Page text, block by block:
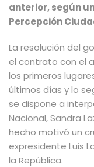
anterior, según
Percepción
La resolución del
el contrato con el
los primeros
últimos días y lo
se dispone a
Nacional, Sandra
hecho motivó un
expresidente Luis
la República.